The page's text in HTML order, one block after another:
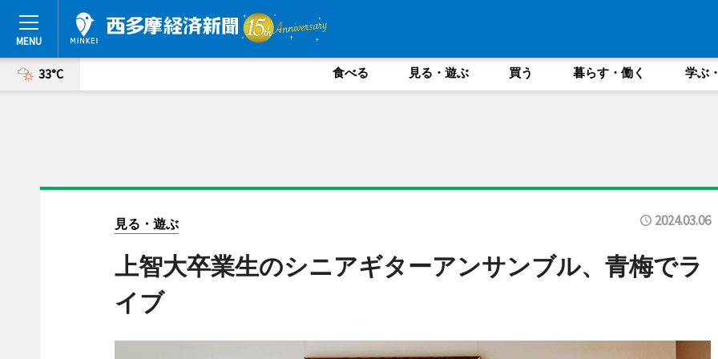
33°C 食べる 見る・遊ぶ 買う 暮らす・働く 学ぶ
見る・遊ぶ 2024.03.06
上智大卒業生のシニアギターアンサンブル、青梅でラ
イブ